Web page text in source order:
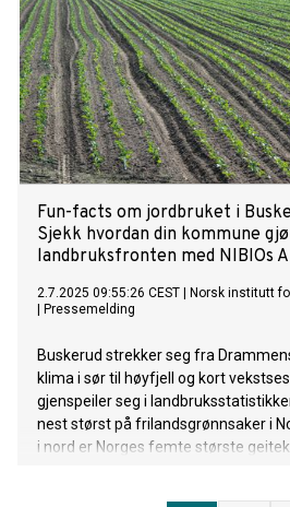
Fun-facts om jordbruket i
Sjekk hvordan din kommune
landbruksfronten med NIBIOs
2.7.2025 09:55:26 CEST
Norsk institutt
Pressemelding
Buskerud strekker seg fra
klima i sør til høyfjell og kort
gjenspeiler seg i
nest størst på frilandsgrønnsaker i
i nord er Norges femte største